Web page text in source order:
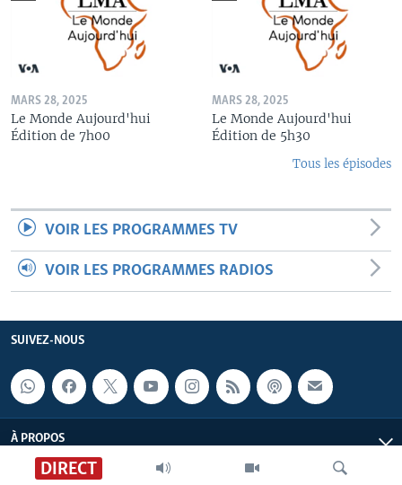
DIRECT
MARS 28, 2025
Le Monde Aujourd'hui
Édition de 7h00
MARS 28, 2025
Le Monde Aujourd'hui
Édition de 5h30
Tous les épisodes
VOIR LES PROGRAMMES TV
VOIR LES PROGRAMMES RADIOS
SUIVEZ-NOUS
À PROPOS